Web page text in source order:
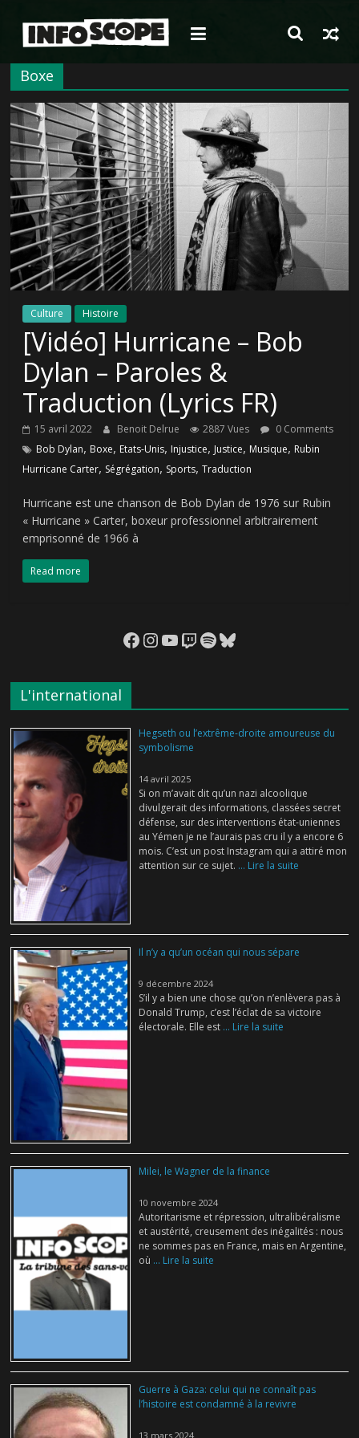
contenu
Boxe
Culture Histoire
[Vidéo] Hurricane – Bob
Dylan – Paroles &
Traduction (Lyrics FR)
15 avril 2022 Benoit Delrue 2887 Vues
0 Comments
Bob Dylan, Boxe, Etats-Unis, Injustice, Justice, Musique, Rubin
Hurricane Carter, Ségrégation, Sports,Traduction
Hurricane est une chanson de Bob Dylan de 1976 sur Rubin
« Hurricane » Carter, boxeur professionnel arbitrairement
emprisonné de 1966 à
Read more
Facebook
Instagram
YouTube
Twitch
Spotify
Bluesky
L'international
Hegseth ou l’extrême-droite amoureuse du
symbolisme
14 avril 2025
Si on m’avait dit qu’un nazi alcoolique
divulgerait des informations, classées secret
défense, sur des interventions état-uniennes
au Yémen je ne l’aurais pas cru il y a encore 6
mois. C’est un post Instagram qui a attiré mon
attention sur ce sujet. ... Lire la suite
Il n’y a qu’un océan qui nous sépare
9 décembre 2024
S’il y a bien une chose qu’on n’enlèvera pas à
Donald Trump, c’est l’éclat de sa victoire
électorale. Elle est ... Lire la suite
Milei, le Wagner de la finance
10 novembre 2024
Autoritarisme et répression, ultralibéralisme
et austérité, creusement des inégalités : nous
ne sommes pas en France, mais en Argentine,
où ... Lire la suite
Guerre à Gaza: celui qui ne connaît pas
l’histoire est condamné à la revivre
13 mars 2024